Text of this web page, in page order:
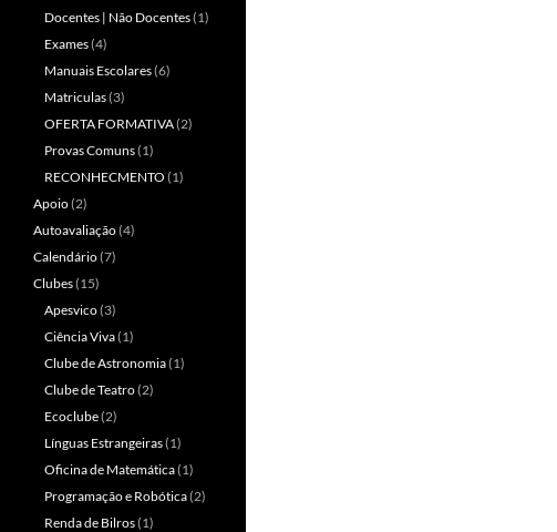
Docentes | Não Docentes(1)
Exames(4)
Manuais Escolares(6)
Matriculas(3)
OFERTA FORMATIVA(2)
Provas Comuns(1)
RECONHECMENTO (1)
Apoio(2)
Autoavaliação(4)
Calendário(7)
Clubes(15)
Apesvico(3)
Ciência Viva(1)
Clube de Astronomia(1)
Clube de Teatro(2)
Ecoclube(2)
Línguas Estrangeiras(1)
Oficina de Matemática(1)
Programação e Robótica(2)
Renda de Bilros(1)